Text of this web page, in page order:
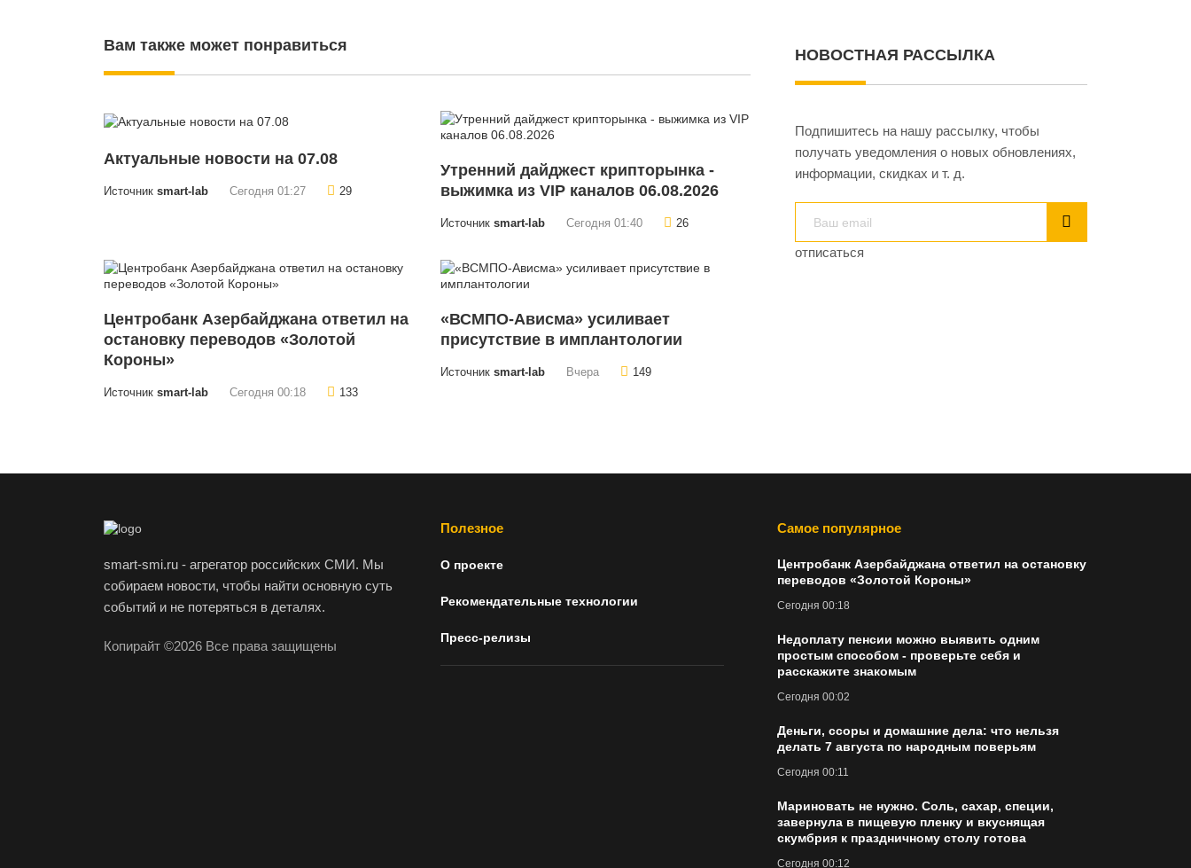
Вам также может понравиться
Актуальные новости на 07.08
Источник smart-lab Сегодня 01:27 29
Утренний дайджест крипторынка -
выжимка из VIP каналов 06.08.2026
Источник smart-lab Сегодня 01:40 26
Центробанк Азербайджана ответил на
остановку переводов «Золотой
Короны»
Источник smart-lab Сегодня 00:18 133
«ВСМПО-Ависма» усиливает
присутствие в имплантологии
Источник smart-lab Вчера 149
НОВОСТНАЯ РАССЫЛКА
Подпишитесь на нашу рассылку, чтобы
получать уведомления о новых обновлениях,
информации, скидках и т. д.
отписаться
smart-smi.ru - агрегатор российских СМИ. Мы
собираем новости, чтобы найти основную суть
событий и не потеряться в деталях.
Копирайт ©2026 Все права защищены
Полезное
О проекте
Рекомендательные технологии
Пресс-релизы
Самое популярное
Центробанк Азербайджана ответил на остановку
переводов «Золотой Короны»
Сегодня 00:18
Недоплату пенсии можно выявить одним
простым способом - проверьте себя и
расскажите знакомым
Сегодня 00:02
Деньги, ссоры и домашние дела: что нельзя
делать 7 августа по народным поверьям
Сегодня 00:11
Мариновать не нужно. Соль, сахар, специи,
завернула в пищевую пленку и вкуснящая
скумбрия к праздничному столу готова
Сегодня 00:12